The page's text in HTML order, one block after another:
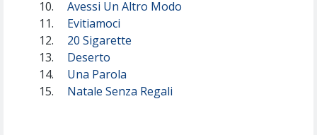
10.
Avessi Un Altro Modo
11.
Evitiamoci
12.
20 Sigarette
13.
Deserto
14.
Una Parola
15.
Natale Senza Regali